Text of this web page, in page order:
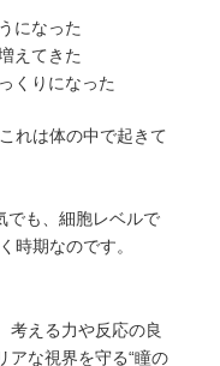
になった
えてきた
くりになった
れは体の中で起きて
でも、細胞レベルで
時期なのです。
考える力や反応の良
アな視界を守る“瞳の